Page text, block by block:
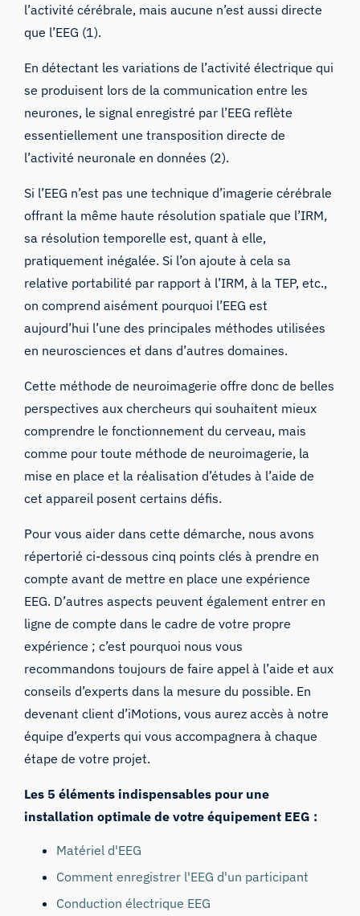
l’activité cérébrale, mais aucune n’est aussi directe
que l’EEG (1).
En détectant les variations de l’activité électrique qui
se produisent lors de la communication entre les
neurones, le signal enregistré par l’EEG reflète
essentiellement une transposition directe de
l’activité neuronale en données (2).
Si l’EEG n’est pas une technique d’imagerie cérébrale
offrant la même haute résolution spatiale que l’IRM,
sa résolution temporelle est, quant à elle,
pratiquement inégalée. Si l’on ajoute à cela sa
relative portabilité par rapport à l’IRM, à la TEP, etc.,
on comprend aisément pourquoi l’EEG est
aujourd’hui l’une des principales méthodes utilisées
en neurosciences et dans d’autres domaines.
Cette méthode de neuroimagerie offre donc de belles
perspectives aux chercheurs qui souhaitent mieux
comprendre le fonctionnement du cerveau, mais
comme pour toute méthode de neuroimagerie, la
mise en place et la réalisation d’études à l’aide de
cet appareil posent certains défis.
Pour vous aider dans cette démarche, nous avons
répertorié ci-dessous cinq points clés à prendre en
compte avantde mettre en place une expérience
EEG. D’autres aspects peuvent également entrer en
ligne de compte dans le cadre de votre propre
expérience ; c’est pourquoi nous vous
recommandons toujours de faire appel à l’aide et aux
conseils d’experts dans la mesure du possible. En
devenant client d’iMotions, vous aurez accès à notre
équipe d’experts qui vous accompagnera à chaque
étape de votre projet.
Les 5 éléments indispensables pour une
installation optimale de votre équipement EEG :
Matériel d'EEG
Comment enregistrer l'EEG d'un participant
Conduction électrique EEG